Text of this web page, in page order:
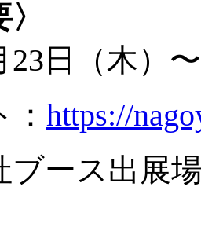
23日（木）
https://
ブース出展